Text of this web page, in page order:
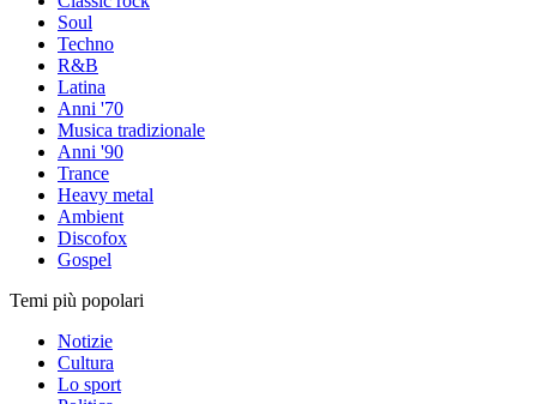
Soul
Techno
R&B
Latina
Anni '70
Musica tradizionale
Anni '90
Trance
Heavy metal
Ambient
Discofox
Gospel
Temi più popolari
Notizie
Cultura
Lo sport